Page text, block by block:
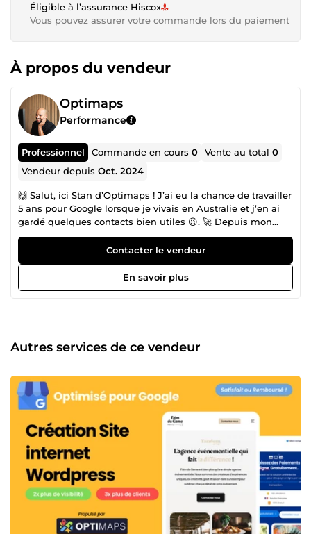
Éligible à l’assurance Hiscox
Vous pouvez assurer votre commande lors du paiement
À propos du vendeur
Optimaps
Performance
Professionnel Commande en cours0 Vente au total0
Vendeur depuisOct. 2024
🙌 Salut, ici Stan d’Optimaps ! J’ai eu la chance de travailler
5 ans pour Google lorsque je vivais en Australie et j’en ai
gardé quelques contacts bien utiles 😉. 🚀 Depuis mon
retour en France, j'ai décidé de créer Optimaps et de
mettre mon savoir-faire à votre service pour vous aider à
booster votre visibilité locale grâce à mon expertise Google
My Business. 🚀 ✅ Profitez-en ! ✅
Contacter le vendeur
En savoir plus
Autres services de ce vendeur